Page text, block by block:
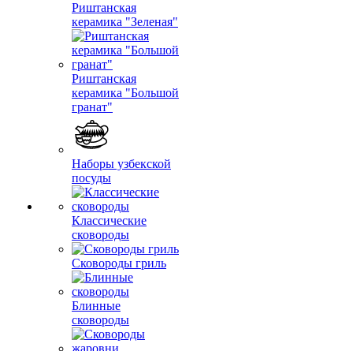
Риштанская
керамика "Зеленая"
Риштанская
керамика "Большой
гранат"
Наборы узбекской
посуды
Классические
сковороды
Сковороды гриль
Блинные
сковороды